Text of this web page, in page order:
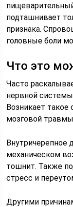
подташнивает
признака.
головные боли
Что это
Часто
нервной
Возникает такое
мозговой
Внутричерепное
механическом
тошнит. Также
стресс и
Другими